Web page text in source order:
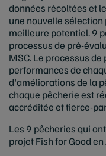
données récoltées et
une nouvelle
meilleure potentiel. 9
processus de pré-
MSC. Le processus
performances de
d'améliorations de la
chaque pêcherie est
accréditée et tierce-
Les 9 pêcheries qui
projet Fish for Good